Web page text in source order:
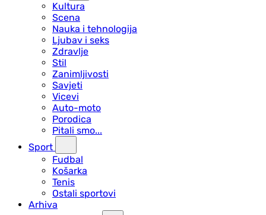
Kultura
Scena
Nauka i tehnologija
Ljubav i seks
Zdravlje
Stil
Zanimljivosti
Savjeti
Vicevi
Auto-moto
Porodica
Pitali smo...
Sport
Fudbal
Košarka
Tenis
Ostali sportovi
Arhiva